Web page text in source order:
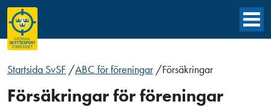
Startsida SvSF /ABC för föreningar /Försäkringar
Försäkringar för föreningar